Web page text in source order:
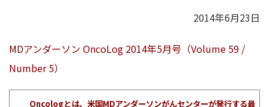
2014年6月23日
MDアンダーソン OncoLog 2014年5月号（Volume 59 /
Number 5）
Oncologとは、米国MDアンダーソンがんセンターが発行する最